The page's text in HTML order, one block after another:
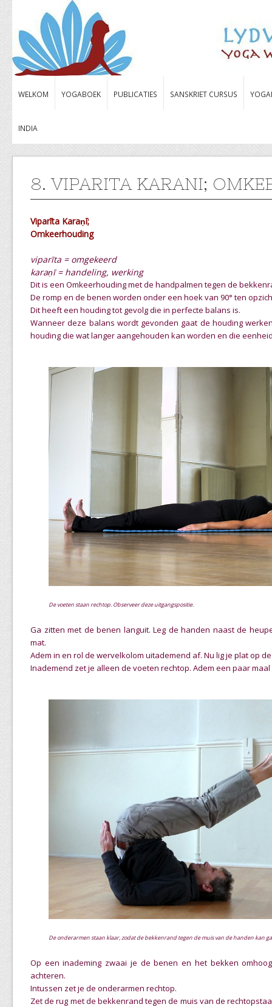
WELKOM YOGABOEK PUBLICATIES SANSKRIET CURSUS
INDIA
8. VIPARITA KARANI;
Viparīta Karaṇī;
Omkeerhouding
viparīta = omgekeerd
karaṇī = handeling, werking
Dit is een Omkeerhouding met de handpalmen tegen de
De romp en de benen worden onder een hoek van 90° ten
Dit heeft een houding tot gevolg die in perfecte balans is.
Wanneer deze balans wordt gevonden gaat de houding
houding die wat langer aangehouden kan worden en die
De voeten staan rechtop. Observeer deze uitgangspositie.
Ga zitten met de benen languit. Leg de handen naast de
mat.
Adem in en rol de wervelkolom uitademend af. Nu lig je plat op
Inademend zet je alleen de voeten rechtop. Adem een paar
De onderarmen staan klaar, zodat de bekkenrand tegen de muis van de handen kan
Op een inademing zwaai je de benen en het bekken
achteren.
Intussen zet je de onderarmen rechtop.
Zet de rug met de bekkenrand tegen de muis van de